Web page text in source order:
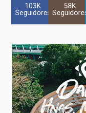
103K
Seguidores
58K
Seguidores